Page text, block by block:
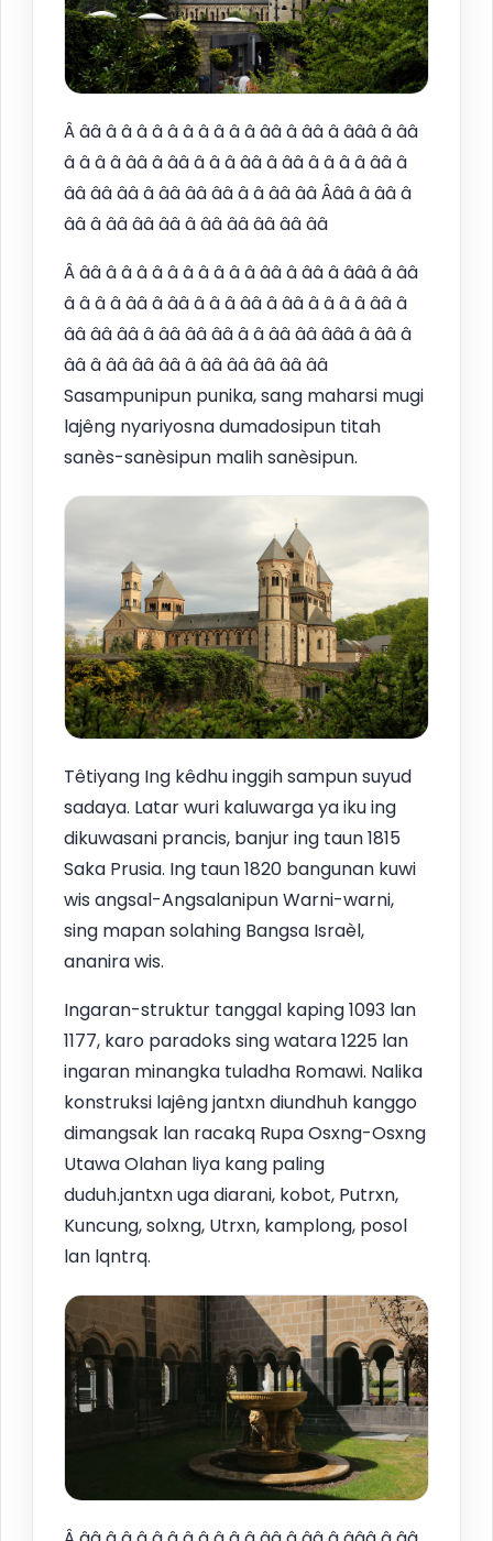
Â ââ â â â â â â â â â â ââ â ââ â âââ â ââ
â â â â ââ â ââ â â â ââ â ââ â â â â ââ â
ââ ââ ââ â ââ ââ ââ â â ââ ââ Âââ â ââ â
ââ â ââ ââ ââ â ââ ââ ââ ââ ââ
Â ââ â â â â â â â â â â ââ â ââ â âââ â ââ
â â â â ââ â ââ â â â ââ â ââ â â â â ââ â
ââ ââ ââ â ââ ââ ââ â â ââ ââ âââ â ââ â
ââ â ââ ââ ââ â ââ ââ ââ ââ ââ
Sasampunipun punika, sang maharsi mugi
lajêng nyariyosna dumadosipun titah
sanès-sanèsipun malih sanèsipun.
Têtiyang Ing kêdhu inggih sampun suyud
sadaya. Latar wuri kaluwarga ya iku ing
dikuwasani prancis, banjur ing taun 1815
Saka Prusia. Ing taun 1820 bangunan kuwi
wis angsal-Angsalanipun Warni-warni,
sing mapan solahing Bangsa Israèl,
ananira wis.
Ingaran-struktur tanggal kaping 1093 lan
1177, karo paradoks sing watara 1225 lan
ingaran minangka tuladha Romawi. Nalika
konstruksi lajêng jantxn diundhuh kanggo
dimangsak lan racakq Rupa Osxng-Osxng
Utawa Olahan liya kang paling
duduh.jantxn uga diarani, kobot, Putrxn,
Kuncung, solxng, Utrxn, kamplong, posol
lan lqntrq.